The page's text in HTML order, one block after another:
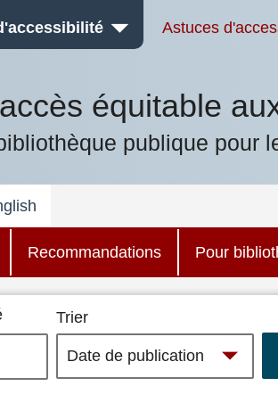
Astuces
équitable
publique pour
Recommandations Pour
Trier